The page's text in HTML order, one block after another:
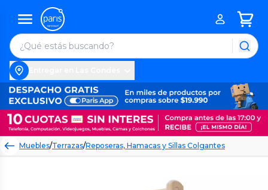
Muebles/Terrazas/Reposeras, Hamacas y Sillas Colgantes